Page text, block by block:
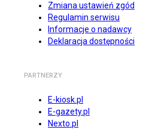
Zmiana ustawień zgód
Regulamin serwisu
Informacje o nadawcy
Deklaracja dostępności
PARTNERZY
E-kiosk.pl
E-gazety.pl
Nexto.pl